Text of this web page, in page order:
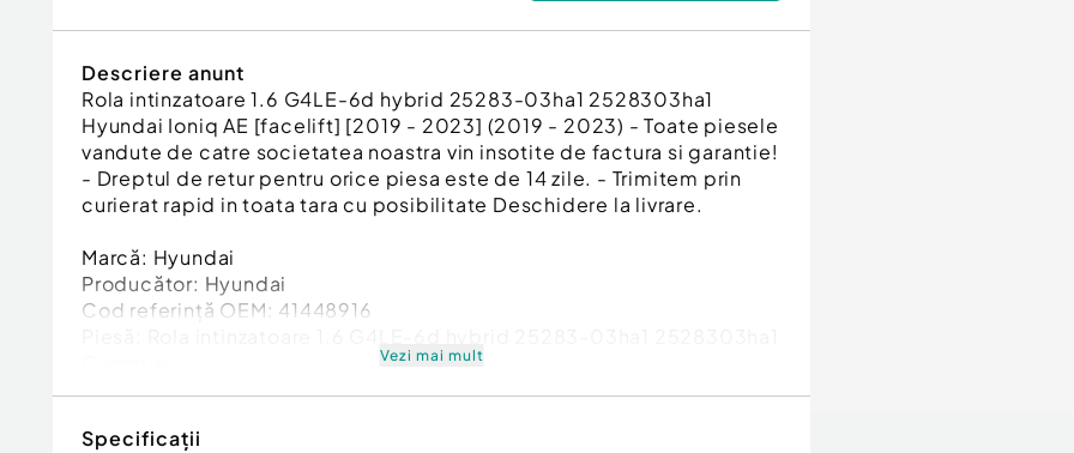
Descriere anunt
Rola intinzatoare 1.6 G4LE-6d hybrid 25283-03ha1 2528303ha1
Hyundai Ioniq AE [facelift] [2019 - 2023] (2019 - 2023) - Toate piesele
vandute de catre societatea noastra vin insotite de factura si garantie!
- Dreptul de retur pentru orice piesa este de 14 zile. - Trimitem prin
curierat rapid in toata tara cu posibilitate Deschidere la livrare.
Marcă: Hyundai
Producător: Hyundai
Cod referinţă OEM: 41448916
Vezi mai mult
Specificații